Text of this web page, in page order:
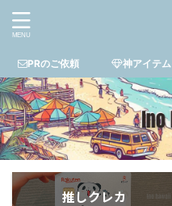
PRのご依頼 神アイテム
推しクレカ